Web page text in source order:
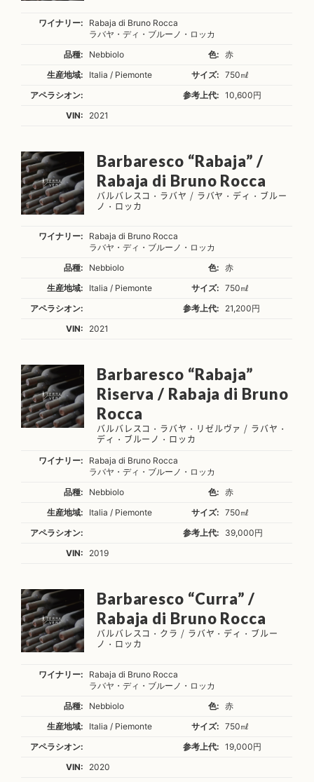
ワイナリー:
Rabaja di Bruno Rocca
ラバヤ・ディ・ブルーノ・ロッカ
品種:
Nebbiolo 色:
赤
生産地域:
Italia / Piemonte サイズ:
750㎖
アペラシオン:
参考上代:
10,600円
VIN:
2021
Barbaresco “Rabaja” /
Rabaja di Bruno Rocca
バルバレスコ・ラバヤ / ラバヤ・ディ・ブルー
ノ・ロッカ
ワイナリー:
Rabaja di Bruno Rocca
ラバヤ・ディ・ブルーノ・ロッカ
品種:
Nebbiolo 色:
赤
生産地域:
Italia / Piemonte サイズ:
750㎖
アペラシオン:
参考上代:
21,200円
VIN:
2021
Barbaresco “Rabaja”
Riserva / Rabaja di Bruno
Rocca
バルバレスコ・ラバヤ・リゼルヴァ / ラバヤ・
ディ・ブルーノ・ロッカ
ワイナリー:
Rabaja di Bruno Rocca
ラバヤ・ディ・ブルーノ・ロッカ
品種:
Nebbiolo 色:
赤
生産地域:
Italia / Piemonte サイズ:
750㎖
アペラシオン:
参考上代:
39,000円
VIN:
2019
Barbaresco “Curra” /
Rabaja di Bruno Rocca
バルバレスコ・クラ / ラバヤ・ディ・ブルー
ノ・ロッカ
ワイナリー:
Rabaja di Bruno Rocca
ラバヤ・ディ・ブルーノ・ロッカ
品種:
Nebbiolo 色:
赤
生産地域:
Italia / Piemonte サイズ:
750㎖
アペラシオン:
参考上代:
19,000円
VIN:
2020